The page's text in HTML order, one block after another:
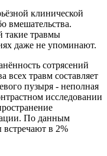
клинической
вмешательства.
такие травмы
даже не упоминают.
сотрясений
всех травм составляет
пузыря - неполная
исследовании
По данным
в 2%